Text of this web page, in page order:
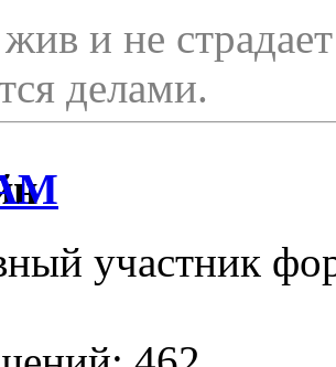
и не
делами.
участник